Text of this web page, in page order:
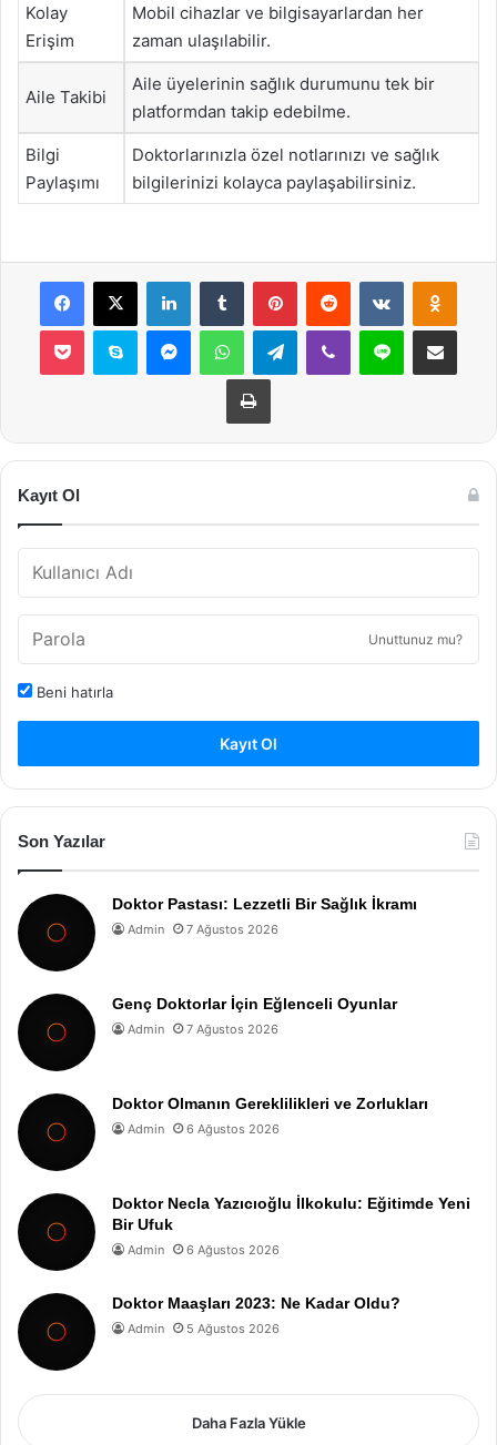
Kolay
Erişim
Mobil cihazlar ve bilgisayarlardan her
zaman ulaşılabilir.
Aile Takibi
Aile üyelerinin sağlık durumunu tek bir
platformdan takip edebilme.
Bilgi
Paylaşımı
Doktorlarınızla özel notlarınızı ve sağlık
bilgilerinizi kolayca paylaşabilirsiniz.
Facebook
X LinkedInTumblr PinterestReddit VKontakte
Pocket Skype MessengerWhatsAppTelegramViber Line E-Posta ile
Yazdır
Kayıt Ol
Unuttunuz mu?
Beni hatırla
Kayıt Ol
Son Yazılar
Doktor Pastası: Lezzetli Bir Sağlık İkramı
Admin 7 Ağustos 2026
Genç Doktorlar İçin Eğlenceli Oyunlar
Admin 7 Ağustos 2026
Doktor Olmanın Gereklilikleri ve Zorlukları
Admin 6 Ağustos 2026
Doktor Necla Yazıcıoğlu İlkokulu: Eğitimde Yeni
Bir Ufuk
Admin 6 Ağustos 2026
Doktor Maaşları 2023: Ne Kadar Oldu?
Admin 5 Ağustos 2026
Daha Fazla Yükle